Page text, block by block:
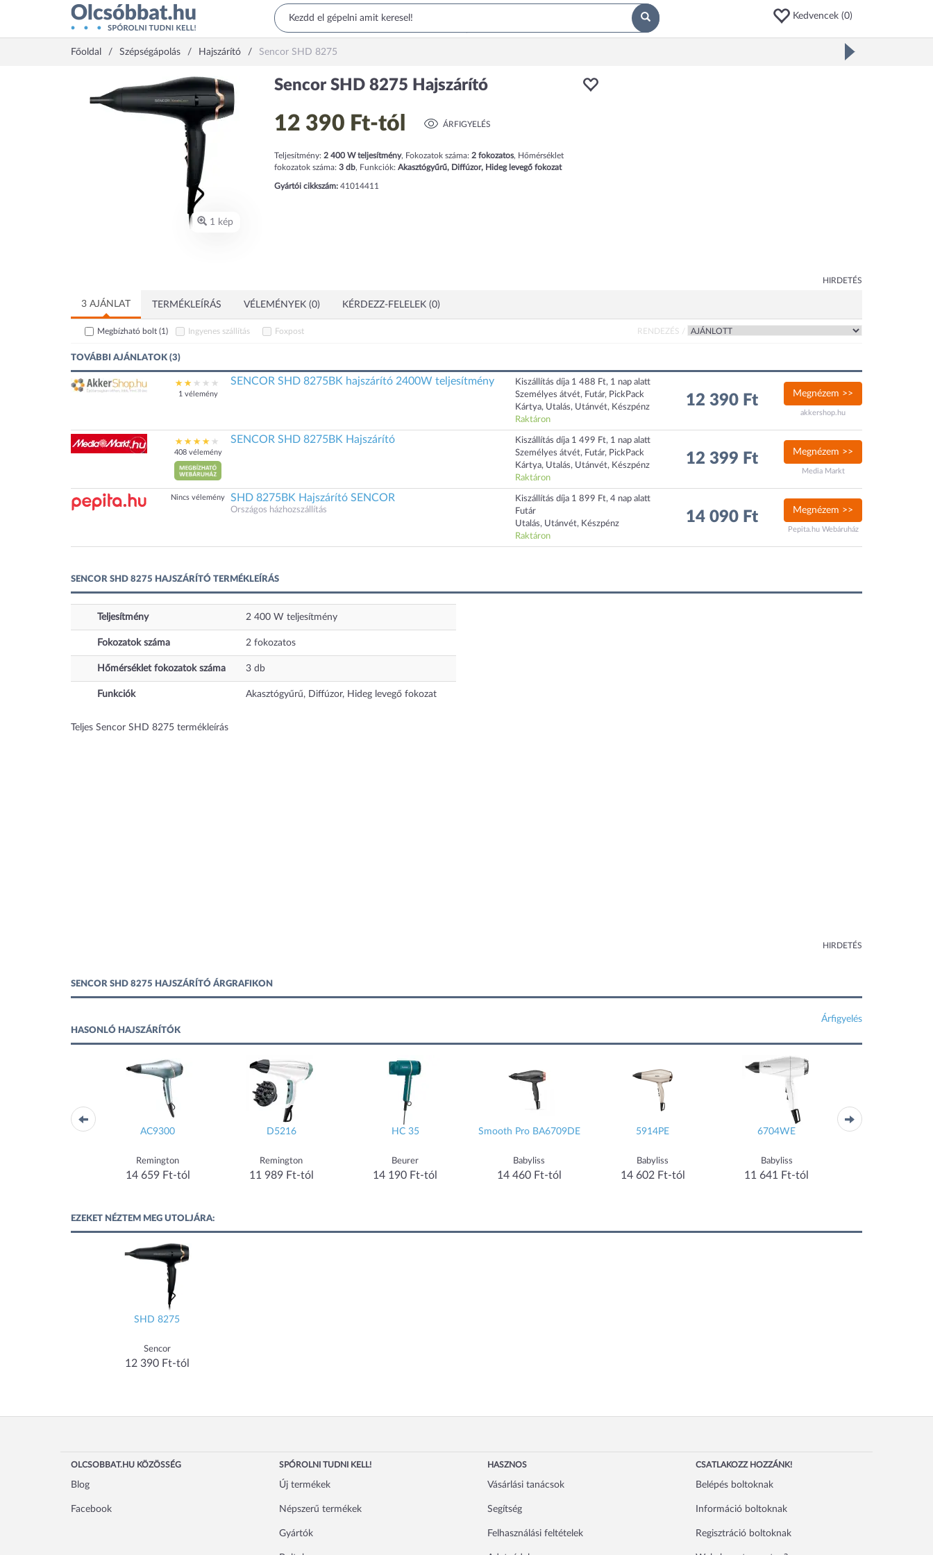
Kedvencek (0)
Főoldal Szépségápolás Hajszárító Sencor SHD 8275
1 kép
Sencor SHD 8275 Hajszárító
12 390 Ft-tól ÁRFIGYELÉS
Teljesítmény: 2 400 Wteljesítmény, Fokozatok száma: 2fokozatos, Hőmérséklet
fokozatok száma: 3 db, Funkciók: Akasztógyűrű, Diffúzor, Hideg levegő fokozat
Gyártói cikkszám:41014411
HIRDETÉS
3 AJÁNLAT TERMÉKLEÍRÁS VÉLEMÉNYEK (0) KÉRDEZZ-FELELEK (0)
Megbízható bolt (1) Ingyenes szállítás Foxpost RENDEZÉS /
TOVÁBBI AJÁNLATOK (3)
1 vélemény
SENCOR SHD 8275BK hajszárító 2400W teljesítmény
Kiszállítás díja 1 488 Ft, 1 nap alatt
Személyes átvét, Futár, PickPack
Kártya, Utalás, Utánvét, Készpénz
Raktáron
12 390 Ft Megnézem >>
akkershop.hu
408 vélemény
SENCOR SHD 8275BK Hajszárító
Kiszállítás díja 1 499 Ft, 1 nap alatt
Személyes átvét, Futár, PickPack
Kártya, Utalás, Utánvét, Készpénz
Raktáron
12 399 Ft Megnézem >>
Media Markt
Nincs vélemény SHD 8275BK Hajszárító SENCOR
Országos házhozszállítás
Kiszállítás díja 1 899 Ft, 4 nap alatt
Futár
Utalás, Utánvét, Készpénz
Raktáron
14 090 Ft Megnézem >>
Pepita.hu Webáruház
SENCOR SHD 8275 HAJSZÁRÍTÓ TERMÉKLEÍRÁS
Teljesítmény 2 400 W teljesítmény
Fokozatok száma 2 fokozatos
Hőmérséklet fokozatok száma 3 db
Funkciók Akasztógyűrű, Diffúzor, Hideg levegő fokozat
Teljes Sencor SHD 8275 termékleírás
HIRDETÉS
SENCOR SHD 8275 HAJSZÁRÍTÓ ÁRGRAFIKON
Árfigyelés
HASONLÓ HAJSZÁRÍTÓK
AC9300
Remington
14 659 Ft-tól
D5216
Remington
11 989 Ft-tól
HC 35
Beurer
14 190 Ft-tól
Smooth Pro BA6709DE
Babyliss
14 460 Ft-tól
5914PE
Babyliss
14 602 Ft-tól
6704WE
Babyliss
11 641 Ft-tól
EZEKET NÉZTEM MEG UTOLJÁRA:
SHD 8275
Sencor
12 390 Ft-tól
OLCSOBBAT.HU KÖZÖSSÉG
Blog
Facebook
SPÓROLNI TUDNI KELL!
Új termékek
Népszerű termékek
Gyártók
HASZNOS
Vásárlási tanácsok
Segítség
Felhasználási feltételek
CSATLAKOZZ HOZZÁNK!
Belépés boltoknak
Információ boltoknak
Regisztráció boltoknak